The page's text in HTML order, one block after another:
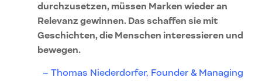
durchzusetzen, müssen Marken wieder an
Relevanz gewinnen. Das schaffen sie mit
Geschichten, die Menschen interessieren und
bewegen.
Thomas Niederdorfer, Founder & Managing